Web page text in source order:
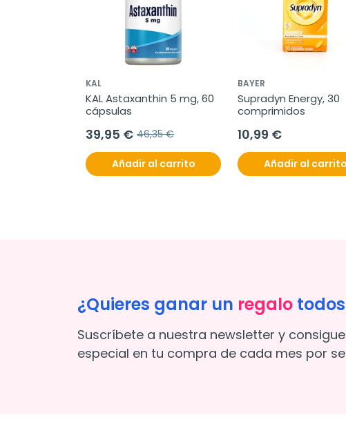
KAL
KAL Astaxanthin 5 mg, 60
cápsulas
39,95 € 46,35 €
Añadir al carrito
BAYER
Supradyn Energy, 30
comprimidos
10,99 €
Añadir al carrito
¿Quieres ganar un regalo
Suscríbete a nuestra newsletter y
especial en tu compra de cada mes por